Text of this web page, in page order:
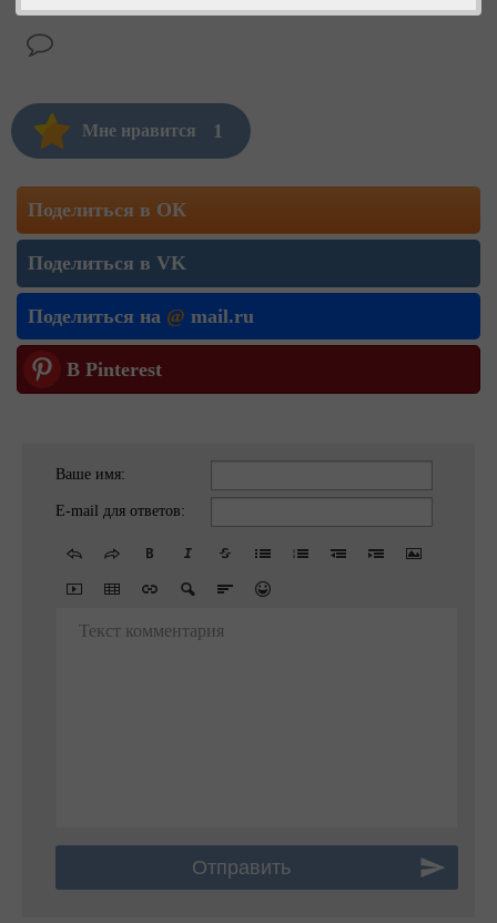
Мне нравится 1
Поделиться в ОК
Поделиться в VK
Поделиться на @ mail.ru
В Pinterest
Ваше имя:
E-mail для ответов:
Текст комментария